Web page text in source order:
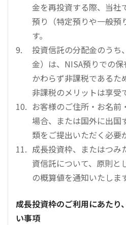
金を再投資する際、当社
預り（特定預りや一般預
す。
投資信託の分配金のうち
金）は、NISA預りでの
かわらず非課税であるた
非課税のメリットは享受
お客様のご住所・お名前
場合、または国外に出国
類をご提出いただく必要
成長投資枠、またはつみ
資信託について、原則と
の概算値を通知いたしま
成長投資枠のご利用にあたり
い事項